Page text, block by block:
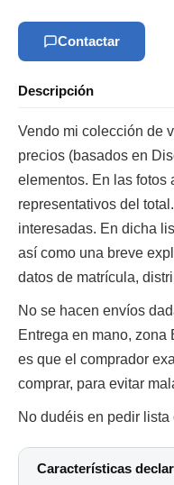
Contactar
Descripción
Vendo mi colección de
precios (basados en
elementos. En las fotos
representativos del
interesadas. En dicha
así como una breve
datos de matrícula,
No se hacen envíos
Entrega en mano, zona
es que el comprador
comprar, para evitar
No dudéis en pedir
Características